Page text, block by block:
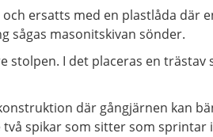
ersatts med en plastlåda där
sågas masonitskivan sönder.
stolpen. I det placeras en trästav
där gångjärnen kan
spikar som sitter som sprintar i